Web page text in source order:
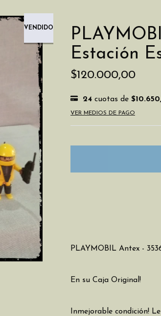
VENDIDO
Estación
$120.000,00
24 cuotas de
VER MEDIOS DE PAGO
PLAYMOBIL Antex -
En su Caja Original!
Inmejorable condición!